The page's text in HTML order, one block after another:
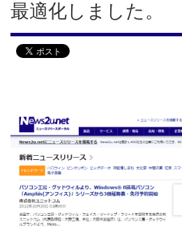
2015年
2014年
2012年
2011年
2010年
最適化しました。